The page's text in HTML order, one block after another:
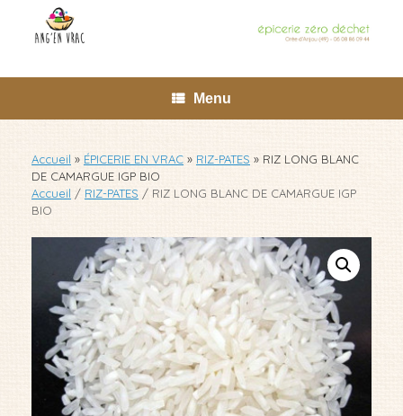
content
Menu
Accueil » ÉPICERIE EN VRAC » RIZ-PATES » RIZ LONG BLANC
DE CAMARGUE IGP BIO
Accueil / RIZ-PATES / RIZ LONG BLANC DE CAMARGUE IGP
BIO